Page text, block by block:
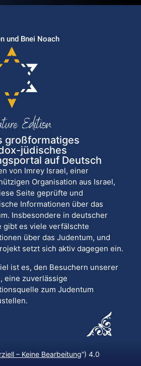
und Bnei Noach
großformatiges
jüdisches
auf Deutsch
von Imrey Israel, einer
Organisation aus Israel,
Seite geprüfte und
Informationen über das
Insbesondere in deutscher
gibt es viele verfälschte
über das Judentum, und
setzt sich aktiv dagegen ein.
ist es, den Besuchern unserer
eine zuverlässige
zum Judentum
– Keine Bearbeitung“) 4.0